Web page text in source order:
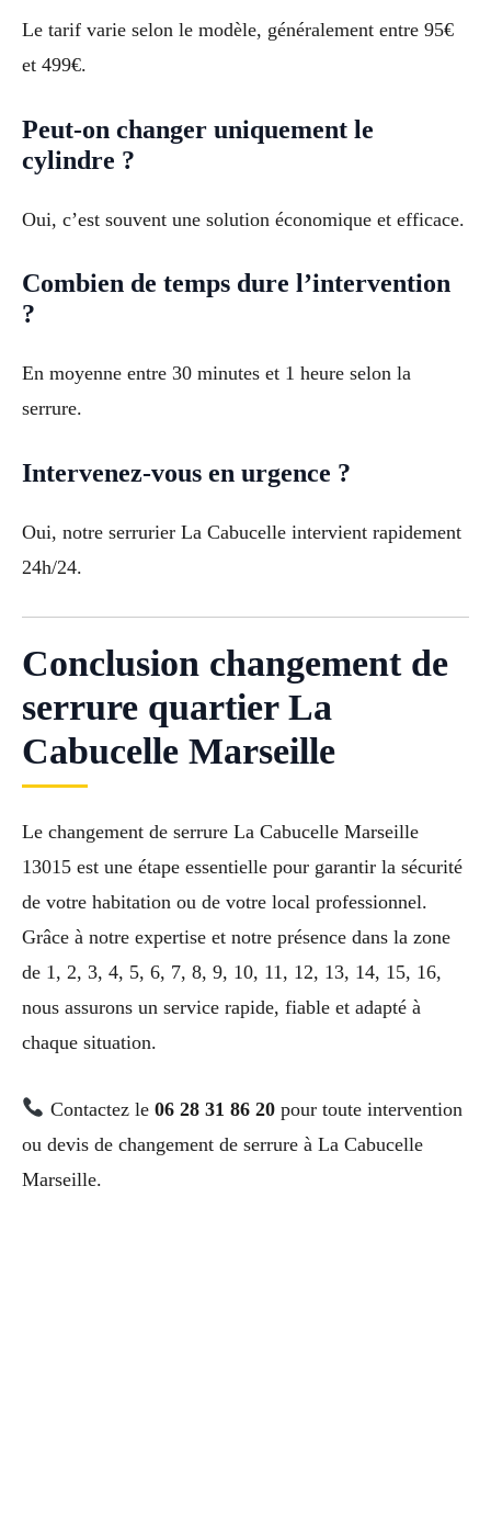
Le tarif varie selon le modèle, généralement entre 95€
et 499€.
Peut-on changer uniquement le
cylindre ?
Oui, c’est souvent une solution économique et efficace.
Combien de temps dure l’intervention
?
En moyenne entre 30 minutes et 1 heure selon la
serrure.
Intervenez-vous en urgence ?
Oui, notre serrurier La Cabucelle intervient rapidement
24h/24.
Conclusion changement de
serrure quartier La
Cabucelle Marseille
Le changement de serrure La Cabucelle Marseille
13015 est une étape essentielle pour garantir la sécurité
de votre habitation ou de votre local professionnel.
Grâce à notre expertise et notre présence dans la zone
de 1, 2, 3, 4, 5, 6, 7, 8, 9, 10, 11, 12, 13, 14, 15, 16,
nous assurons un service rapide, fiable et adapté à
chaque situation.
Contactez le 06 28 31 86 20pour toute intervention
ou devis de changement de serrure à La Cabucelle
Marseille.